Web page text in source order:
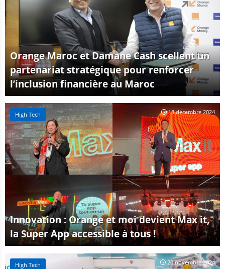
Orange Maroc et Damane Cash scellent un
partenariat stratégique pour renforcer
l’inclusion financière au Maroc
High Tech
Innovation : Orange et moi devient Max it,
la Super App accessible à tous !
18 décembre 2024
High Tech 20 novembre 2024